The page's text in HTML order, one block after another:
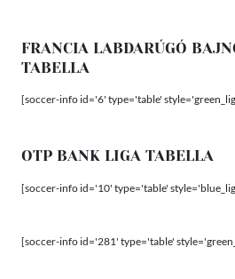
FRANCIA LABDARÚGÓ
TABELLA
[soccer-info id='6' type='table'
OTP BANK LIGA TABELLA
[soccer-info id='10' type='table'
[soccer-info id='281' type='table'